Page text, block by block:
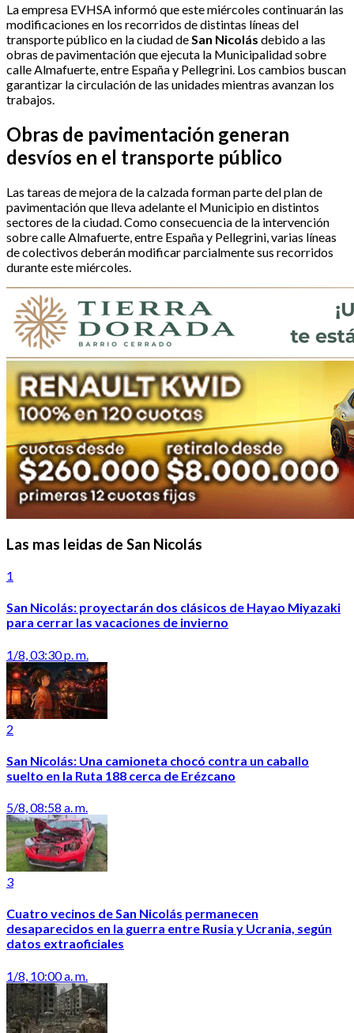
La empresa EVHSA informó que este miércoles continuarán las
modificaciones en los recorridos de distintas líneas del
transporte público en la ciudad deSan Nicolás debido a las
obras de pavimentación que ejecuta la Municipalidad sobre
calle Almafuerte, entre España y Pellegrini. Los cambios buscan
garantizar la circulación de las unidades mientras avanzan los
trabajos.
Obras de pavimentación generan
desvíos en el transporte público
Las tareas de mejora de la calzada forman parte del plan de
pavimentación que lleva adelante el Municipio en distintos
sectores de la ciudad. Como consecuencia de la intervención
sobre calle Almafuerte, entre España y Pellegrini, varias líneas
de colectivos deberán modificar parcialmente sus recorridos
durante este miércoles.
Las mas leidas de San Nicolás
1
San Nicolás: proyectarán dos clásicos de Hayao Miyazaki
para cerrar las vacaciones de invierno
1/8, 03:30 p. m.
2
San Nicolás: Una camioneta chocó contra un caballo
suelto en la Ruta 188 cerca de Erézcano
5/8, 08:58 a. m.
3
Cuatro vecinos de San Nicolás permanecen
desaparecidos en la guerra entre Rusia y Ucrania, según
datos extraoficiales
1/8, 10:00 a. m.